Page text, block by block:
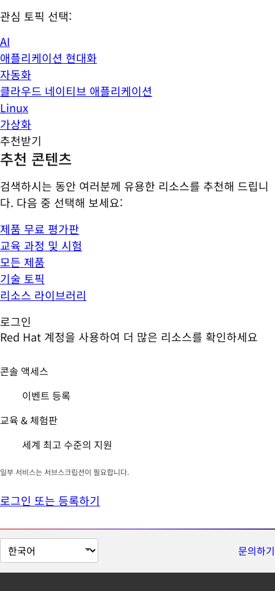
관심 토픽 선택:
AI
애플리케이션 현대화
자동화
클라우드 네이티브 애플리케이션
Linux
가상화
추천받기
추천 콘텐츠
검색하시는 동안 여러분께 유용한 리소스를 추천해 드립니
다. 다음 중 선택해 보세요:
제품 무료 평가판
교육 과정 및 시험
모든 제품
기술 토픽
리소스 라이브러리
로그인
Red Hat 계정을 사용하여 더 많은 리소스를 확인하세요
콘솔 액세스
이벤트 등록
교육 & 체험판
세계 최고 수준의 지원
일부 서비스는 서브스크립션이 필요합니다.
로그인 또는 등록하기
페
이
문의하기